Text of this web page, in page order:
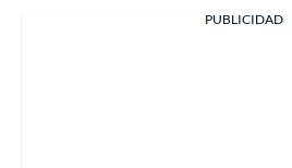
PUBLICIDAD